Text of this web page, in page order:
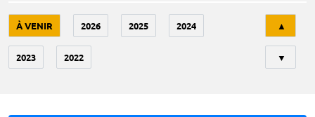
À VENIR 2026 2025 2024
2023 2022
▲
▼